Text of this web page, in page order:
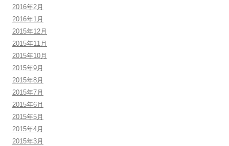
2016年2月
2016年1月
2015年12月
2015年11月
2015年10月
2015年9月
2015年8月
2015年7月
2015年6月
2015年5月
2015年4月
2015年3月